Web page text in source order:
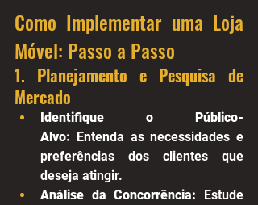
Como Implementar uma Loja
Móvel: Passo a Passo
1. Planejamento e Pesquisa de
Mercado
Identifique o Público-
Alvo: Entenda as necessidades e
preferências dos clientes que
deseja atingir.
Análise da Concorrência: Estude